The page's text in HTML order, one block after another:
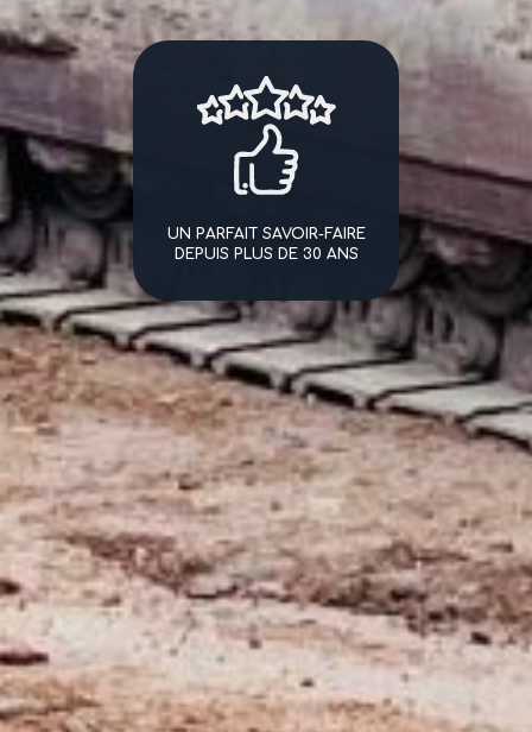
UN PARFAIT SAVOIR-FAIRE
DEPUIS PLUS DE 30 ANS